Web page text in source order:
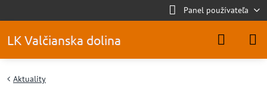
Panel používateľa
LK Valčianska dolina
Aktuality